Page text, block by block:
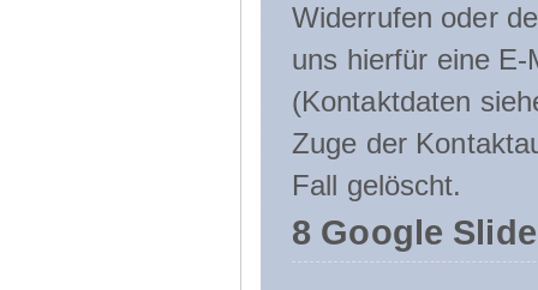
Widerrufen oder
uns hierfür eine
(Kontaktdaten
Zuge der
Fall gelöscht.
8 Google